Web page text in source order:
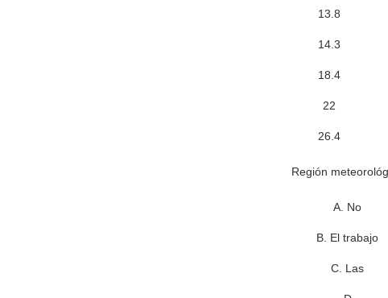
13.8
14.3
18.4
22
26.4
Región
A. No
B. El trabajo
C. Las